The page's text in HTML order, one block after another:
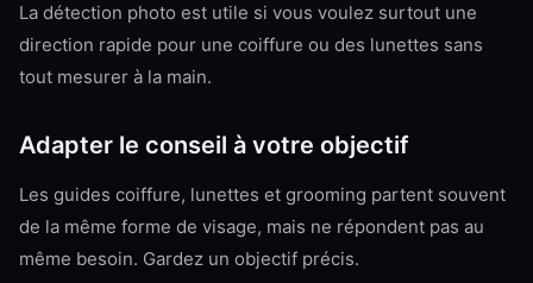
La détection photo est utile si vous voulez surtout une
direction rapide pour une coiffure ou des lunettes sans
tout mesurer à la main.
Adapter le conseil à votre objectif
Les guides coiffure, lunettes et grooming partent souvent
de la même forme de visage, mais ne répondent pas au
même besoin. Gardez un objectif précis.